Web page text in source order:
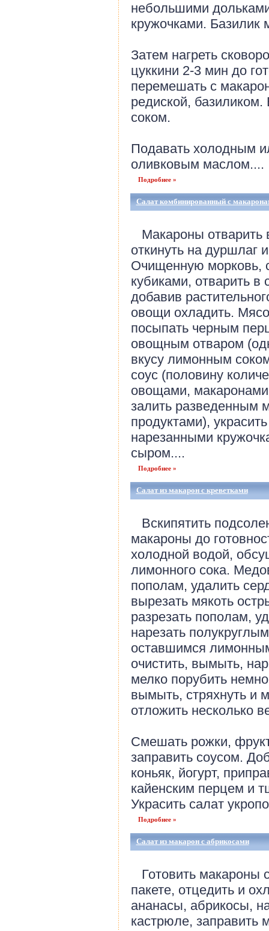
небольшими
кружочками. Базилик
Затем нагреть
цуккини 2-3 мин до
перемешать с
редиской,
соком.
Подавать холодным
оливковым маслом....
Подробнее »
Салат комбинированный с
Макароны отварить
откинуть на дуршлаг
Очищенную морковь,
кубиками, отварить в
добавив
овощи охладить.
посыпать черным
овощным отваром
вкусу лимонным
соус (половину
овощами,
залить разведенным
продуктами),
нарезанными
сыром....
Подробнее »
Салат из макарон с креветками
Вскипятить
макароны до
холодной водой,
лимонного сока.
пополам, удалить
вырезать мякоть
разрезать пополам,
нарезать
оставшимся
очистить, вымыть,
мелко порубить
вымыть, стряхнуть и
отложить несколько
Смешать рожки,
заправить соусом.
коньяк, йогурт,
кайенским перцем и
Украсить салат
Подробнее »
Салат из макарон с абрикосами
Готовить макароны
пакете, отцедить и
ананасы, абрикосы,
кастрюле, заправить